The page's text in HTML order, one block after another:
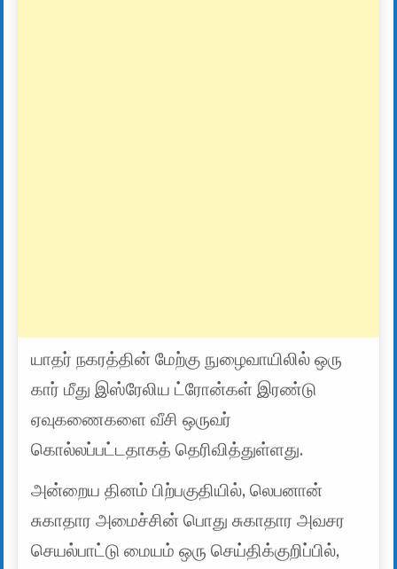
யாதர் நகரத்தின் மேற்கு நுழைவாயிலில் ஒரு
கார் மீது இஸ்ரேலிய ட்ரோன்கள் இரண்டு
ஏவுகணைகளை வீசி ஒருவர்
கொல்லப்பட்டதாகத் தெரிவித்துள்ளது.
அன்றைய தினம் பிற்பகுதியில், லெபனான்
சுகாதார அமைச்சின் பொது சுகாதார அவசர
செயல்பாட்டு மையம் ஒரு செய்திக்குறிப்பில்,